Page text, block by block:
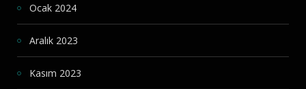
Ocak 2024
Aralık 2023
Kasım 2023